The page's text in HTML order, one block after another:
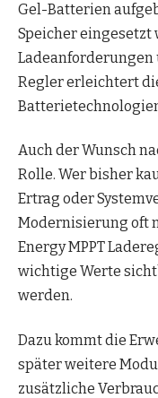
Gel-Batterien
Speicher eingesetzt
Ladeanforderungen
Regler erleichtert
Auch der Wunsch
Rolle. Wer bisher
Ertrag oder
Modernisierung oft
Energy MPPT
wichtige Werte
werden.
Dazu kommt die
später weitere
zusätzliche